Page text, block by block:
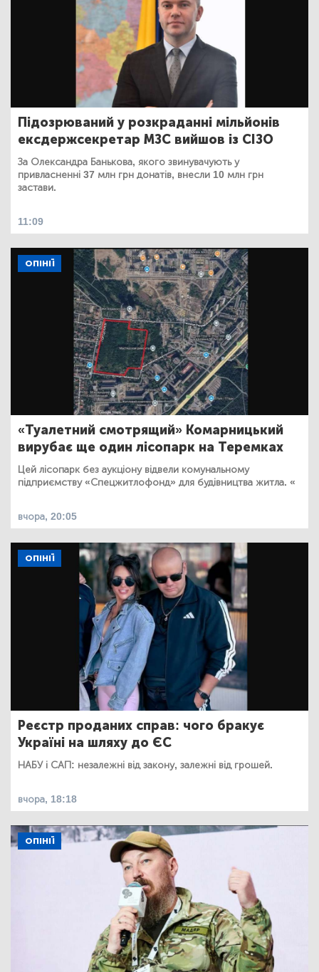
Підозрюваний у розкраданні мільйонів
ексдержсекретар МЗС вийшов із СІЗО
За Олександра Банькова, якого звинувачують у
привласненні 37 млн грн донатів, внесли 10 млн грн
застави.
11:09
ОПІНІЇ
«Туалетний смотрящий» Комарницький
вирубає ще один лісопарк на Теремках
Цей лісопарк без аукціону відвели комунальному
підприємству «Спецжитлофонд» для будівництва житла. «
вчора, 20:05
ОПІНІЇ
Реєстр проданих справ: чого бракує
Україні на шляху до ЄС
НАБУ і САП: незалежні від закону, залежні від грошей.
вчора, 18:18
ОПІНІЇ